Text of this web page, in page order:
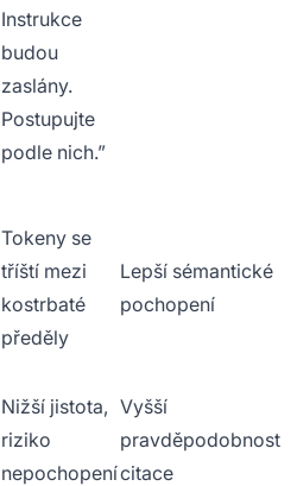
Instrukce
budou
zaslány.
Postupujte
podle nich.”
Tokeny se
tříští mezi
kostrbaté
předěly
Lepší sémantické
pochopení
Nižší jistota,
riziko
nepochopení
Vyšší
pravděpodobnost
citace